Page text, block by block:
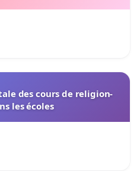
des cours de religion-
les écoles